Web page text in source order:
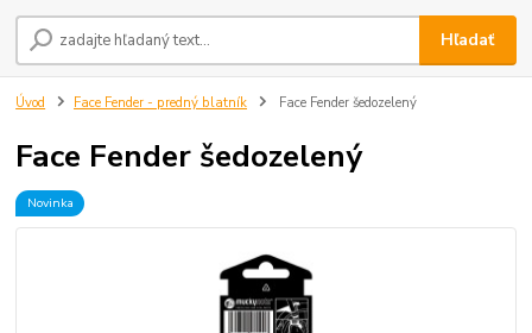
Hľadať
Úvod Face Fender - predný blatník Face Fender šedozelený
Face Fender šedozelený
Novinka